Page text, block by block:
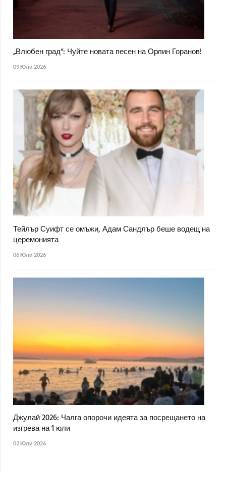
„Влюбен град“: Чуйте новата песен на Орлин Горанов!
09 Юли 2026
Тейлър Суифт се омъжи, Адам Сандлър беше водещ на
церемонията
06 Юли 2026
Джулай 2026: Чалга опорочи идеята за посрещането на
изгрева на 1 юли
02 Юли 2026